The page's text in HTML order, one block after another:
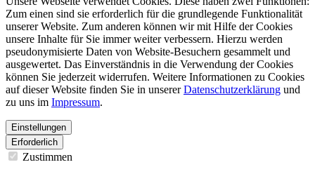
Zum einen sind sie erforderlich für die grundlegende Funktionalität
unserer Website. Zum anderen können wir mit Hilfe der Cookies
unsere Inhalte für Sie immer weiter verbessern. Hierzu werden
pseudonymisierte Daten von Website-Besuchern gesammelt und
ausgewertet. Das Einverständnis in die Verwendung der Cookies
können Sie jederzeit widerrufen. Weitere Informationen zu Cookies
auf dieser Website finden Sie in unsererDatenschutzerklärung und
zu uns im Impressum.
Einstellungen
Erforderlich
Zustimmen